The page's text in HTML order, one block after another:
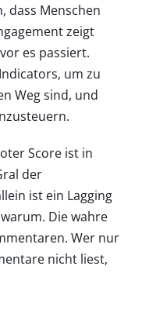
dass Menschen
zeigt
es passiert.
um zu
Weg sind, und
Score ist in
der
ist ein Lagging
Die wahre
Wer nur
nicht liest,